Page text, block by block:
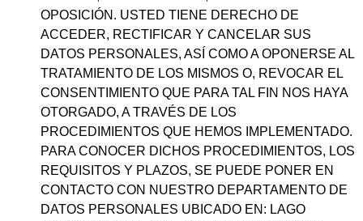
OPOSICIÓN. USTED TIENE DERECHO DE
ACCEDER, RECTIFICAR Y CANCELAR SUS
DATOS PERSONALES, ASÍ COMO A OPONERSE AL
TRATAMIENTO DE LOS MISMOS O, REVOCAR EL
CONSENTIMIENTO QUE PARA TAL FIN NOS HAYA
OTORGADO, A TRAVÉS DE LOS
PROCEDIMIENTOS QUE HEMOS IMPLEMENTADO.
PARA CONOCER DICHOS PROCEDIMIENTOS, LOS
REQUISITOS Y PLAZOS, SE PUEDE PONER EN
CONTACTO CON NUESTRO DEPARTAMENTO DE
DATOS PERSONALES UBICADO EN: LAGO